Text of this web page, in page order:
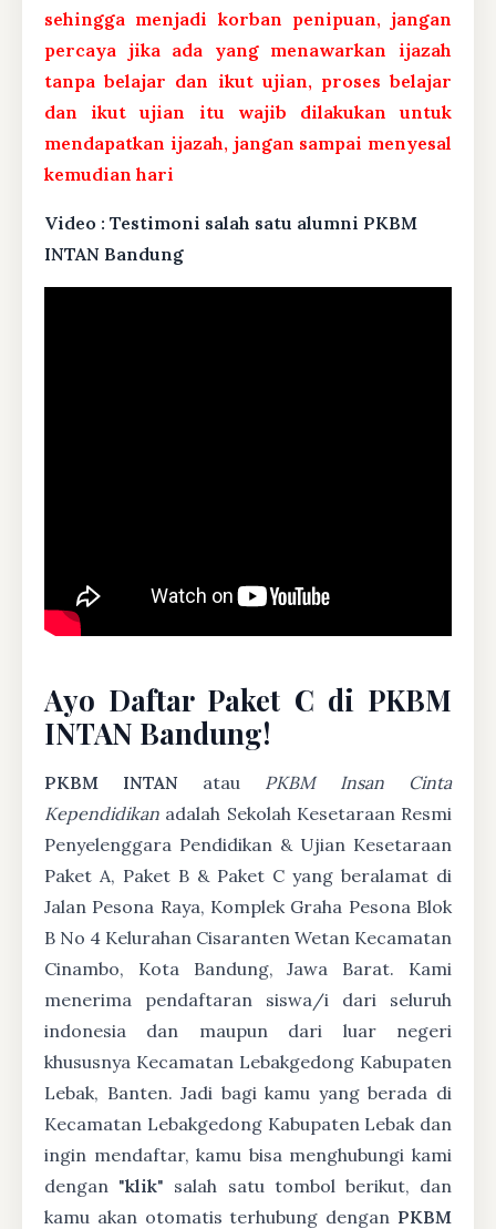
sehingga menjadi korban penipuan, jangan
percaya jika ada yang menawarkan ijazah
tanpa belajar dan ikut ujian, proses belajar
dan ikut ujian itu wajib dilakukan untuk
mendapatkan ijazah, jangan sampai menyesal
kemudian hari
Video : Testimoni salah satu alumni PKBM
INTAN Bandung
Ayo Daftar Paket C di PKBM
INTAN Bandung!
PKBM INTAN atau PKBM Insan Cinta
Kependidikan adalah Sekolah Kesetaraan Resmi
Penyelenggara Pendidikan & Ujian Kesetaraan
Paket A, Paket B & Paket C yang beralamat di
Jalan Pesona Raya, Komplek Graha Pesona Blok
B No 4 Kelurahan Cisaranten Wetan Kecamatan
Cinambo, Kota Bandung, Jawa Barat. Kami
menerima pendaftaran siswa/i dari seluruh
indonesia dan maupun dari luar negeri
khususnya Kecamatan Lebakgedong Kabupaten
Lebak, Banten. Jadi bagi kamu yang berada di
Kecamatan Lebakgedong Kabupaten Lebak dan
ingin mendaftar, kamu bisa menghubungi kami
dengan "klik" salah satu tombol berikut, dan
kamu akan otomatis terhubung dengan PKBM